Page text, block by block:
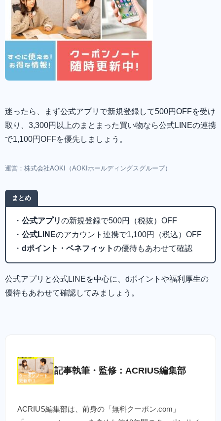
迷ったら、まず公式アプリで新規登録して500円OFFを受け
取り、3,300円以上のまとまった買い物なら公式LINEの連携
で1,100円OFFを優先しましょう。
運営：株式会社AOKI（AOKIホールディングスグループ）
まとめ
・ 公式アプリの新規登録で500円（税抜）OFF
・ 公式LINEのアカウント連携で1,100円（税込）OFF
・ dポイント・ベネフィットの優待もあわせて確認
公式アプリと公式LINEを中心に、dポイントや福利厚生の
優待もあわせて確認してみましょう。
記事執筆・監修：ACRIUS編集部
ACRIUS編集部は、前身の「無料クーポン.com」